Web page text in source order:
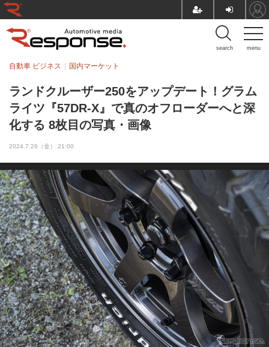
menu
search
ランドクルーザー250をアップデート！グラム
ライツ『57DR-X』で真のオフローダーへと深
化する 8枚目の写真・画像
自動車 ビジネス 国内マーケット
2024.7.26（金） 21:00